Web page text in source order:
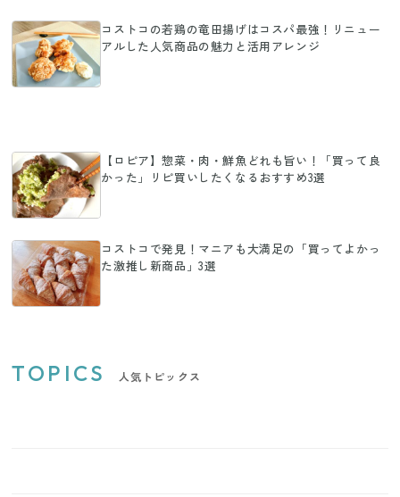
コストコの若鶏の竜田揚げはコスパ最強！リニュー
アルした人気商品の魅力と活用アレンジ
【ロピア】惣菜・肉・鮮魚どれも旨い！「買って良
かった」リピ買いしたくなるおすすめ3選
コストコで発見！マニアも大満足の「買ってよかっ
た激推し新商品」3選
TOPICS 人気トピックス